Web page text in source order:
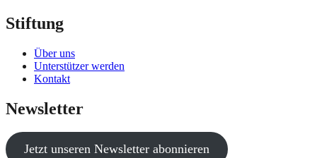
Stiftung
Über uns
Unterstützer werden
Kontakt
Newsletter
Jetzt unseren Newsletter abonnieren